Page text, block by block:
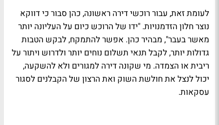
לעומת זאת, עבור רוכשי דירה ראשונה, כהן סבור כי דווקא
נוצר חלון הזדמנויות. "ידו של הרוכש כיום על העליונה יותר
מאשר בעבר", מבהיר כהן. אפשר להתמקח, לבקש הטבות
גדולות יותר, לקבל תנאי תשלום נוחים יותר ולדרוש ויתור על
ריבית או הצמדה. מי שקונה דירה למגורים ולא להשקעה,
יכול לנצל את חולשת השוק ואת הרצון של הקבלנים לסגור
עסקאות.